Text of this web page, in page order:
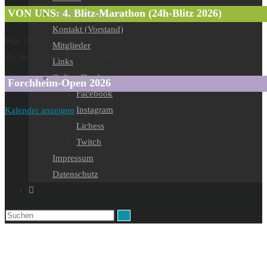
Parkmöglichkeiten
Kontakt (Vorstand)
Mitglieder
Links
Online-Plattformen
Facebook
Instagram
Lichess
Twitch
Impressum
Datenschutz
Website-
umschalten
VON UNS: 4. Blitz-Marathon (24h-Blitz 2026)
25. September -27. September
Forchheim-Open 2026
Kalender anzeigen